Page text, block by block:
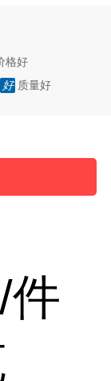
格好
好 质量好
/件